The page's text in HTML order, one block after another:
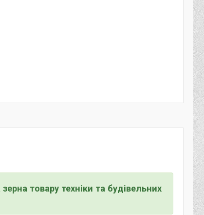
товару техніки та будівельних